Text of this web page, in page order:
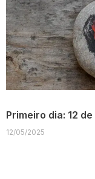
Primeiro dia: 12
12/05/2025